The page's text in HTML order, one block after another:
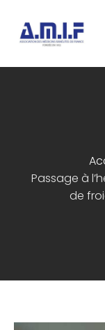
Passage à
de